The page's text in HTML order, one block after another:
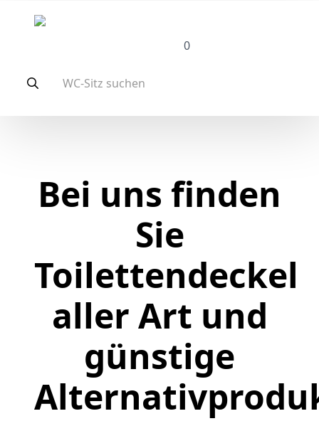
for:
0
Bei uns finden
Sie
Toilettendeckel
aller Art und
günstige